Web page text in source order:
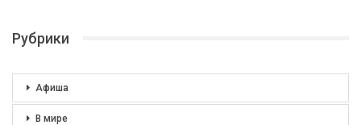
Рубрики
Афиша
В мире